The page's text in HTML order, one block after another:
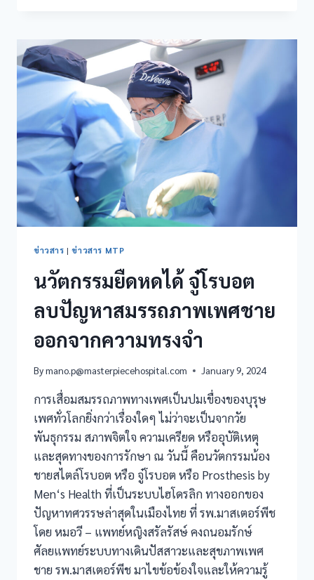
ข่าวสาร |ข่าวสาร MTP
นวัตกรรมยืดหดได้ จู๋โรบอต
ลบปัญหาสมรรถภาพเพศชาย
ออกจากความทรงจำ
Bymano.p@masterpiecehospital.com January 9, 2024
การเสื่อมสมรรถภาพทางเพศเป็นปมเขื่องของบุรุษ
เพศทั่วโลกยิ่งกว่าเรื่องใดๆ ไม่ว่าจะเป็นจากวัย
พันธุกรรม สภาพจิตใจ ความเครียด หรืออุบัติเหตุ
และสุดทางของการรักษา ณ วันนี้ คือนวัตกรรมน้อง
ชายสไตล์โรบอต หรือ จู๋โรบอต หรือ Prosthesis by
Men‘s Health ที่เป็นระบบไฮโดรลิก ทางออกของ
ปัญหาทศวรรษล่าสุดในเมืองไทย ที่ รพ.มาสเตอร์พีช
โดย หมอวี – แพทย์หญิงสรัลรัสษ์ คงถนอมรักษ์
ศัลยแพทย์ระบบทางเดินปัสสาวะและสุขภาพเพศ
ชาย รพ.มาสเตอร์พีช มาไขข้อข้องใจและให้ความรู้